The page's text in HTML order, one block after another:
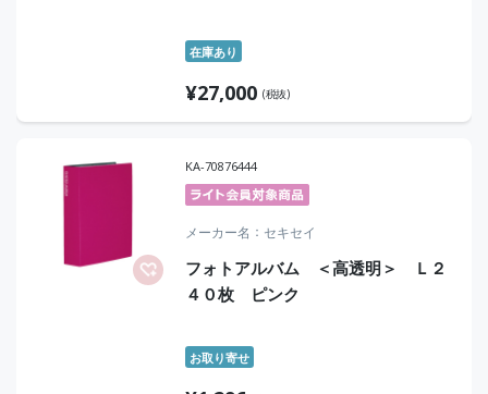
在庫あり
¥27,000 (税抜)
KA-70876444
メーカー名 セキセイ
フォトアルバム ＜高透明＞ Ｌ２
４０枚 ピンク
お取り寄せ